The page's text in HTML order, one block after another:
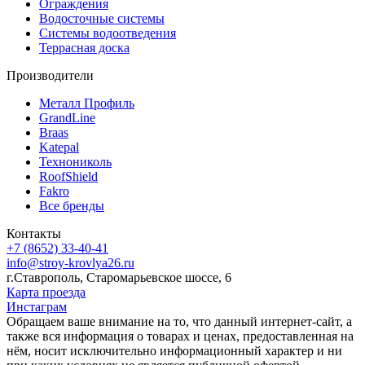
Ограждения
Водосточные системы
Системы водоотведения
Террасная доска
Производители
Металл Профиль
GrandLine
Braas
Katepal
Технониколь
RoofShield
Fakro
Все бренды
Контакты
+7 (8652) 33-40-41
info@stroy-krovlya26.ru
г.Ставрополь, Старомарьевское шоссе, 6
Карта проезда
Инстаграм
Обращаем ваше внимание на то, что данный интернет-сайт, а
также вся информация о товарах и ценах, предоставленная на
нём, носит исключительно информационный характер и ни